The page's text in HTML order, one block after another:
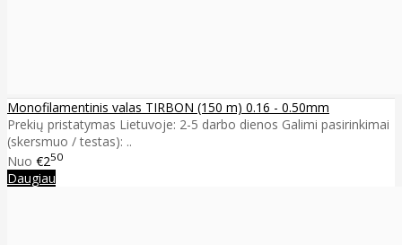
Monofilamentinis valas TIRBON (150 m) 0.16 - 0.50mm
Prekių pristatymas Lietuvoje: 2-5 darbo dienos Galimi pasirinkimai
(skersmuo / testas): ..
Nuo €250
Daugiau